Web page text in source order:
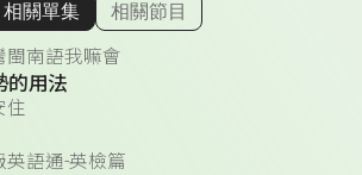
顯示相關單集
相關單集 相關節目
閩南語我嘛會
的用法
住
英語通-英檢篇